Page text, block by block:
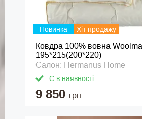
Новинка Хіт продажу
Ковдра 100% вовна
195*215(200*220)
Салон: Hermanus Home
Є в наявності
9 850 грн